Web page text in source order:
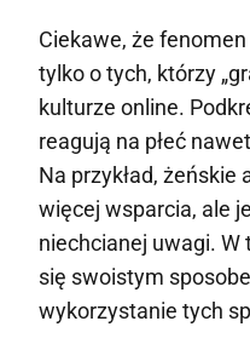
Ciekawe, że
tylko o tych, którzy
kulturze online.
reagują na płeć
Na przykład,
więcej wsparcia, ale
niechcianej uwagi.
się swoistym
wykorzystanie tych